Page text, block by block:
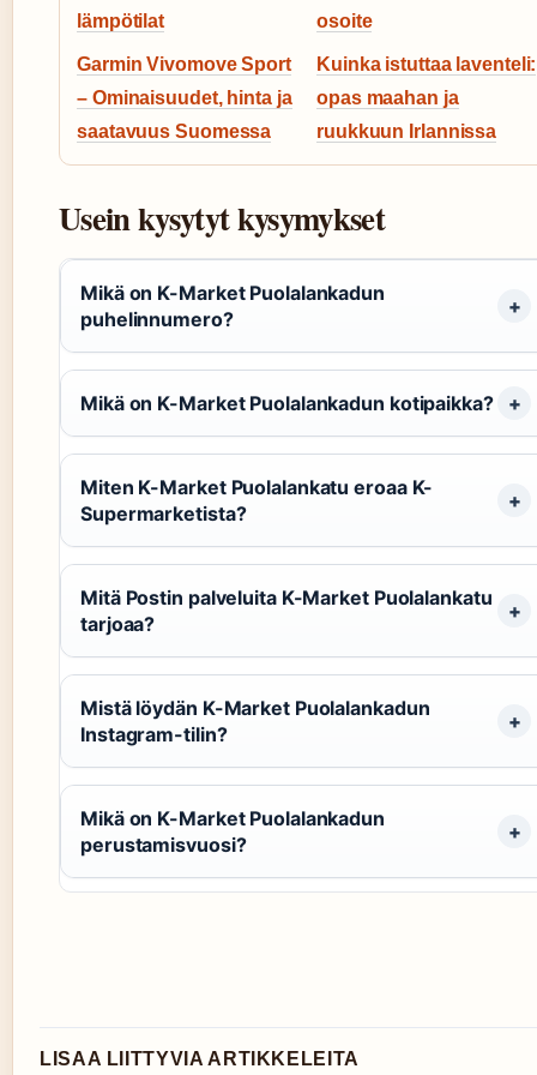
lämpötilat osoite
Garmin Vivomove Sport
– Ominaisuudet, hinta ja
saatavuus Suomessa
Kuinka istuttaa laventeli:
opas maahan ja
ruukkuun Irlannissa
Usein kysytyt kysymykset
Mikä on K-Market Puolalankadun
puhelinnumero?
Mikä on K-Market Puolalankadun kotipaikka?
Miten K-Market Puolalankatu eroaa K-
Supermarketista?
Mitä Postin palveluita K-Market Puolalankatu
tarjoaa?
Mistä löydän K-Market Puolalankadun
Instagram-tilin?
Mikä on K-Market Puolalankadun
perustamisvuosi?
LISAA LIITTYVIA ARTIKKELEITA